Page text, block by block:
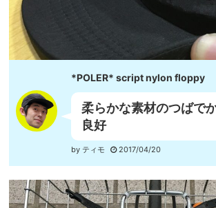
*POLER* script nylon floppy
柔らかな素材のつばで
良好
by ティモ 2017/04/20